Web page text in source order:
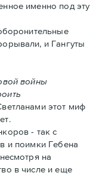
именно под эту
и Гангуты
войны
этот миф
- так с
и поимки Гебена
на
в числе и еще